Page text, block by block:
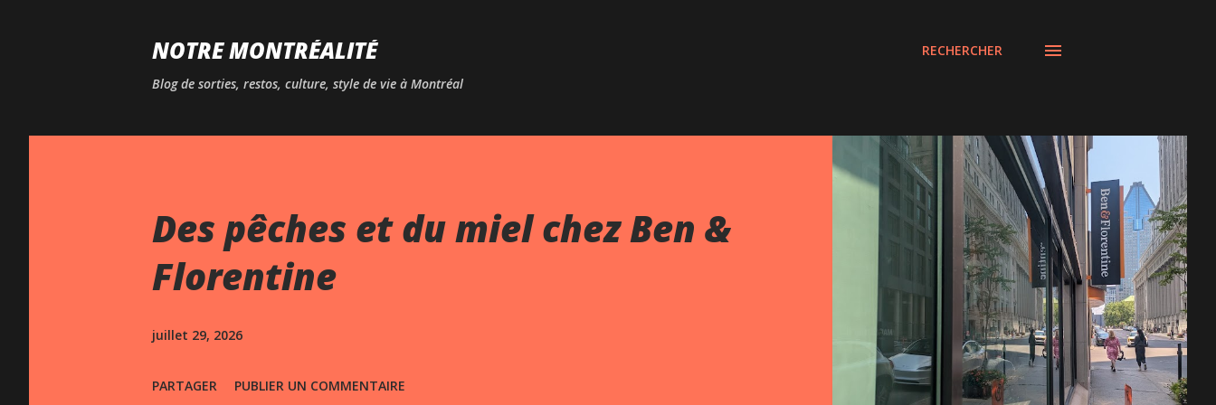
NOTRE MONTRÉALITÉ
Blog de sorties, restos, culture, style de vie à Montréal
RECHERCHER
Des pêches et du miel chez Ben &
Florentine
juillet 29, 2026
PARTAGER PUBLIER UN COMMENTAIRE